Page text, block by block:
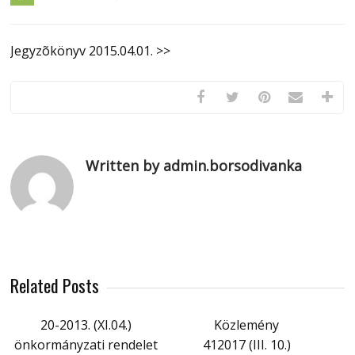
Jegyzõkönyv 2015.04.01. >>
Written by admin.borsodivanka
Related Posts
20-2013. (XI.04.)
önkormányzati rendelet
Közlemény
412017 (III. 10.)